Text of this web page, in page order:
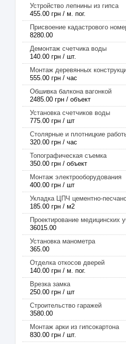
Устройство лепнины из гипса
455.00 грн / м. пог.
Присвоение кадастрового
8280.00
Демонтаж счетчика воды
140.00 грн / шт.
Монтаж деревянных
555.00 грн / час
Обшивка балкона вагонкой
2485.00 грн / объект
Установка счетчиков воды
775.00 грн / шт
Столярные и плотницкие
320.00 грн / час
Топографическая съемка
350.00 грн / объект
Монтаж электрооборудования
400.00 грн / шт
Укладка ЦПЧ цементно-
185.00 грн / м2
Проектирование медицинских
36015.00
Установка манометра
365.00
Отделка откосов дверей
140.00 грн / м. пог.
Врезка замка
250.00 грн / шт
Строительство гаражей
3580.00
Монтаж арки из гипсокартона
830.00 грн / шт.